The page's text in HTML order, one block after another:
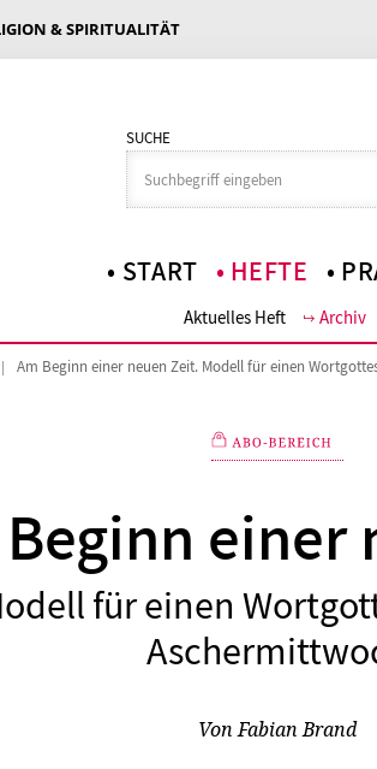
& SPIRITUALITÄT
SUCHE
START HEFTE
Aktuelles Heft Archiv
Am Beginn einer neuen Zeit. Modell für einen
einer
:
für einen
VonFabian Brand